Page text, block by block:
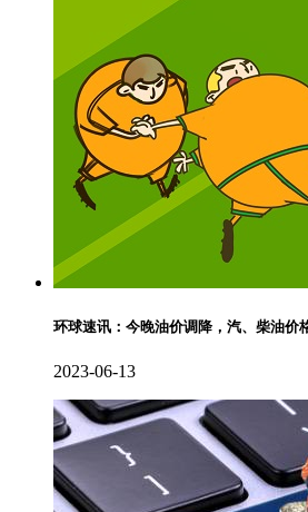
环球速讯：今晚油价调降，汽、柴油价
2023-06-13